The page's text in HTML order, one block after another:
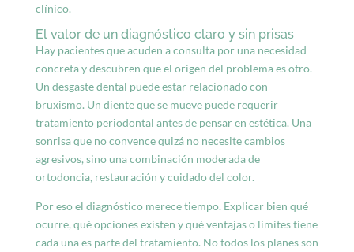
clínico.
El valor de un diagnóstico claro y sin prisas
Hay pacientes que acuden a consulta por una necesidad
concreta y descubren que el origen del problema es otro.
Un desgaste dental puede estar relacionado con
bruxismo. Un diente que se mueve puede requerir
tratamiento periodontal antes de pensar en estética. Una
sonrisa que no convence quizá no necesite cambios
agresivos, sino una combinación moderada de
ortodoncia, restauración y cuidado del color.
Por eso el diagnóstico merece tiempo. Explicar bien qué
ocurre, qué opciones existen y qué ventajas o límites tiene
cada una es parte del tratamiento. No todos los planes son